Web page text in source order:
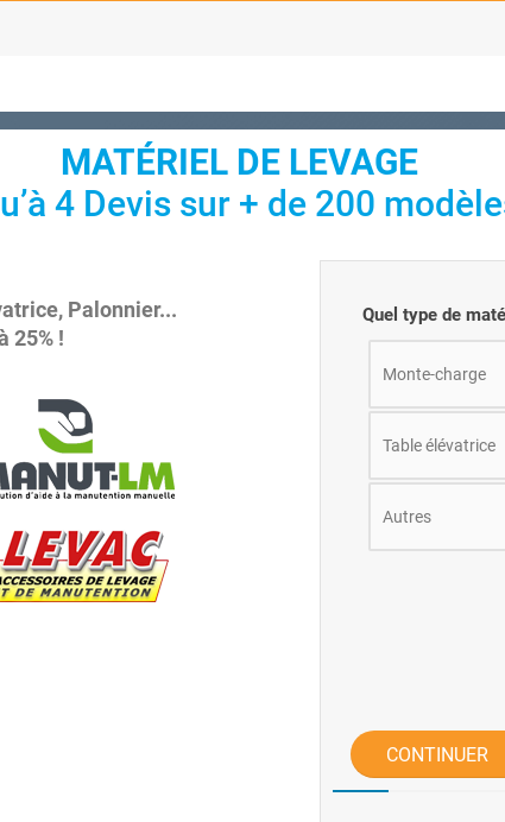
MATÉRIEL DE LEVAGE
4 Devis sur + de 200
Palonnier...
25% !
Quel type de
Monte-charge
Table élévatrice
Autres
CONTINUER